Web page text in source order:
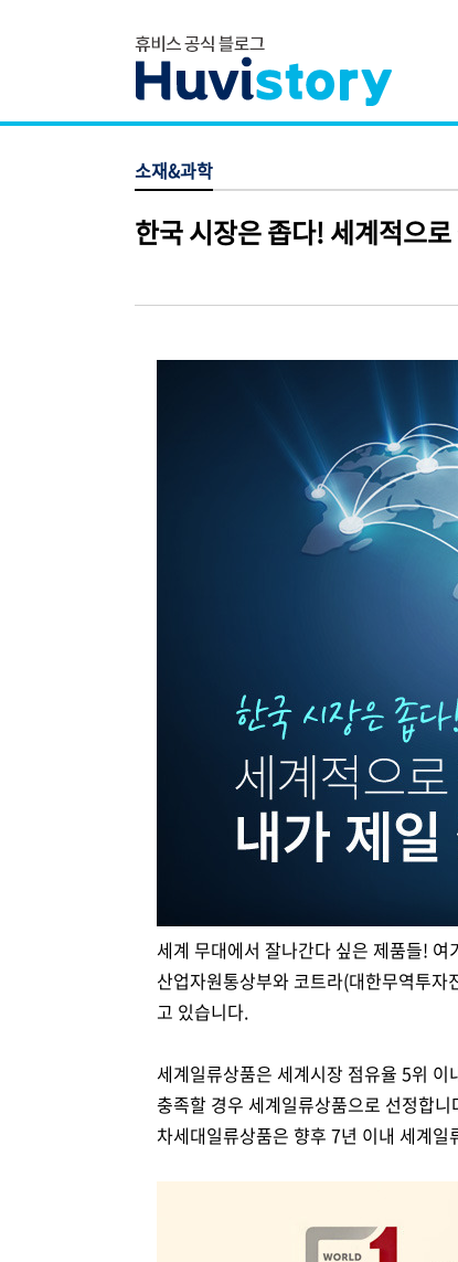
소재&과학
한국 시장은 좁다! 세계적으
세계 무대에서 잘나간다 싶은 제품들! 여
산업자원통상부와 코트라(대한무역투
고 있습니다.
세계일류상품은 세계시장 점유율 5위
충족할 경우 세계일류상품으로 선정합니
차세대일류상품은 향후 7년 이내 세계